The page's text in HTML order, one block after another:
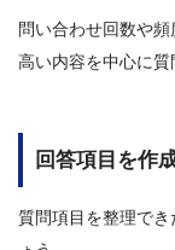
問い合わせ回数や
高い内容を中心に質
回答項目を作
質問項目を整理で